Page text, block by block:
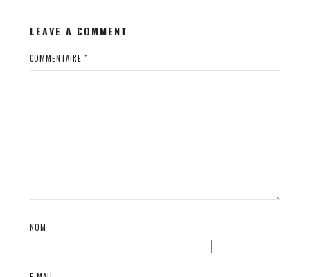
LEAVE A COMMENT
COMMENTAIRE *
NOM